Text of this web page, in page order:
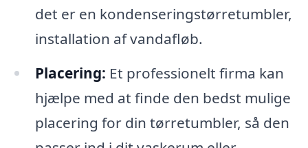
det er en kondenseringstørretumbler,
installation af vandafløb.
Placering: Et professionelt firma kan
hjælpe med at finde den bedst mulige
placering for din tørretumbler, så den